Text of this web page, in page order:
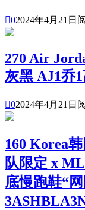
02024年4月21日
270 Air
灰黑 AJ1乔
02024年4月21日
160 Korea
队限定 x
底慢跑鞋“